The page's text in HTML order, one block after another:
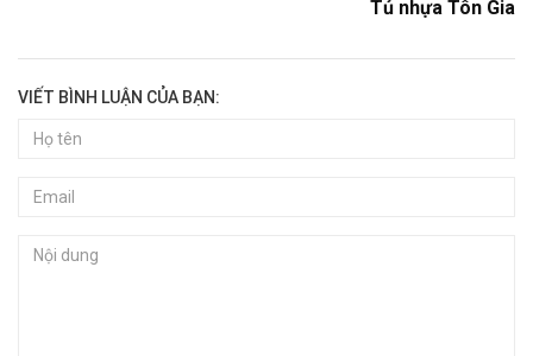
Tủ nhựa Tôn Gia
VIẾT BÌNH LUẬN CỦA BẠN: